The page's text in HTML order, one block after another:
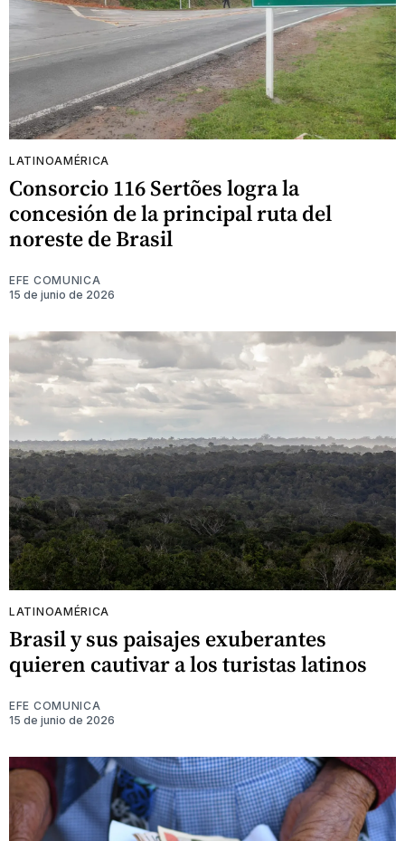
LATINOAMÉRICA
Consorcio 116 Sertões logra la
concesión de la principal ruta del
noreste de Brasil
EFE COMUNICA
15 de junio de 2026
LATINOAMÉRICA
Brasil y sus paisajes exuberantes
quieren cautivar a los turistas latinos
EFE COMUNICA
15 de junio de 2026